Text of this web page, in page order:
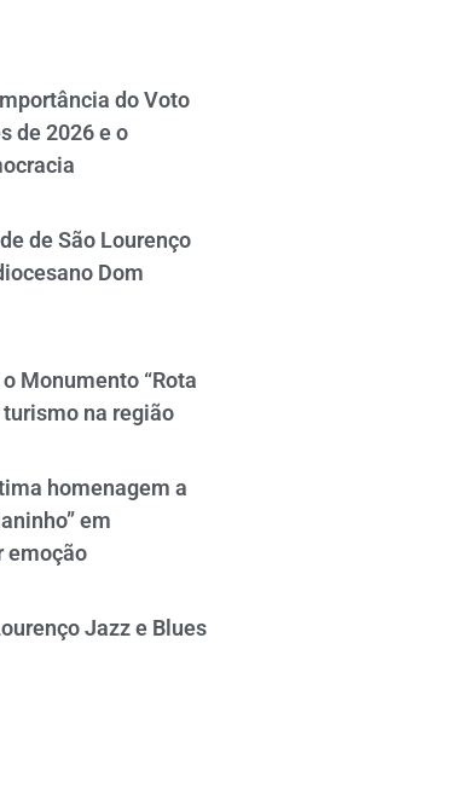
do Voto
de 2026 e o
de São Lourenço
Dom
Monumento “Rota
na região
homenagem a
em
emoção
Jazz e Blues